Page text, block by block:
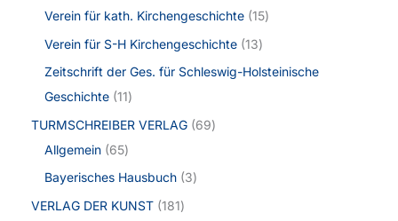
Verein für kath. Kirchengeschichte 15
Verein für S-H Kirchengeschichte 13
Zeitschrift der Ges. für Schleswig-Holsteinische
Geschichte 11
TURMSCHREIBER VERLAG 69
Allgemein 65
Bayerisches Hausbuch 3
VERLAG DER KUNST 181